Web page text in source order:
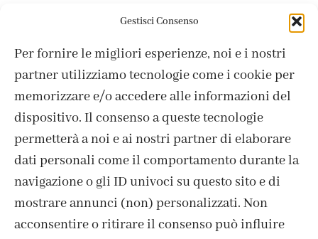
Gestisci Consenso
Per fornire le migliori esperienze, noi e i nostri
partner utilizziamo tecnologie come i cookie per
memorizzare e/o accedere alle informazioni del
dispositivo. Il consenso a queste tecnologie
permetterà a noi e ai nostri partner di elaborare
dati personali come il comportamento durante la
navigazione o gli ID univoci su questo sito e di
mostrare annunci (non) personalizzati. Non
acconsentire o ritirare il consenso può influire
4,95€
OLO
4,95€